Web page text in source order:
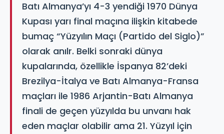
Batı Almanya’yı 4-3 yendiği 1970 Dünya
Kupası yarı final maçına ilişkin kitabede
bumaç “Yüzyılın Maçı (Partido del Siglo)”
olarak anılr. Belki sonraki dünya
kupalarında, özellikle İspanya 82’deki
Brezilya-İtalya ve Batı Almanya-Fransa
maçları ile 1986 Arjantin-Batı Almanya
finali de geçen yüzyılda bu unvanı hak
eden maçlar olabilir ama 21. Yüzyıl için